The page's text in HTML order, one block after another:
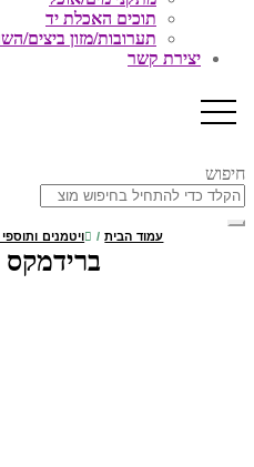
תוכים האכלת יד
תערובות/מזון ביצים/
יצירת קשר
חיפוש
עמוד הבית/ ויטמנים
ברידמקס 500 גרם